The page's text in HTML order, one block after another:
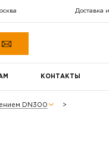
Доставка
КОНТАКТЫ
DN300